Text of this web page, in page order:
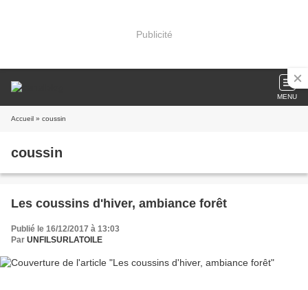
Publicité
MENU
Accueil » coussin
coussin
Les coussins d'hiver, ambiance forêt
Publié le 16/12/2017 à 13:03
Par UNFILSURLATOILE